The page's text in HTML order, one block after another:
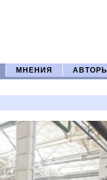
МНЕНИЯ АВТОРЫ